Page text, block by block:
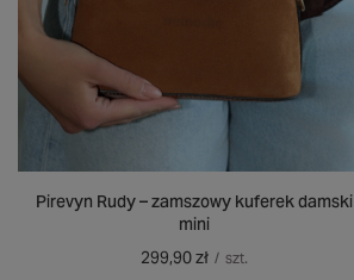
Pirevyn Rudy – zamszowy kuferek damski
mini
299,90 zł / szt.